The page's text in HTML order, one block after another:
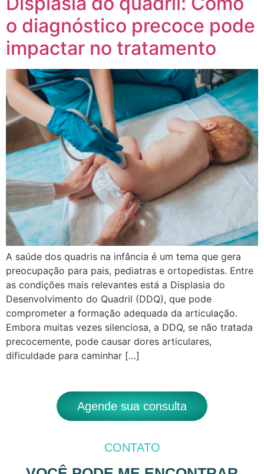
o diagnóstico precoce pode
impactar no tratamento
A saúde dos quadris na infância é um tema que gera
preocupação para pais, pediatras e ortopedistas. Entre
as condições mais relevantes está a Displasia do
Desenvolvimento do Quadril (DDQ), que pode
comprometer a formação adequada da articulação.
Embora muitas vezes silenciosa, a DDQ, se não tratada
precocemente, pode causar dores articulares,
dificuldade para caminhar […]
CONTATO
Agende sua consulta